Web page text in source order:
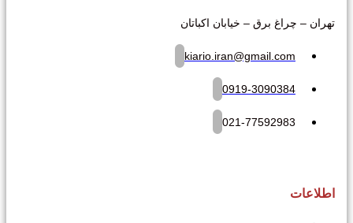
تهران – چراغ برق – خیابان اکباتان
kiario.iran@gmail.com
0919-3090384
021-77592983
اطلاعات